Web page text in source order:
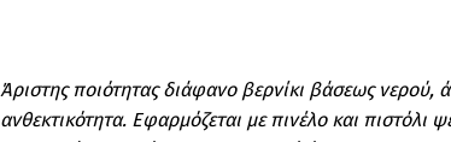
Άριστης ποιότητας διάφανο βερνίκι βάσεως νερού,
ανθεκτικότητα. Εφαρμόζεται με πινέλο και πιστόλι